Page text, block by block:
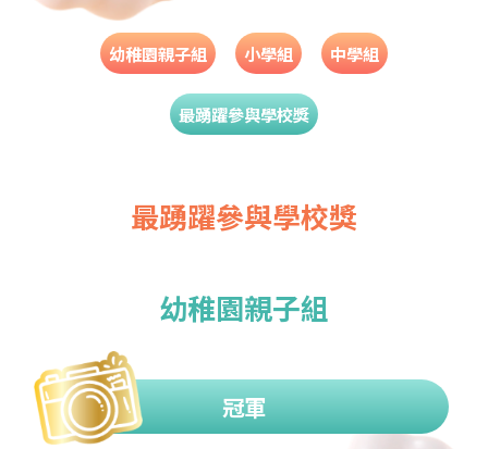
幼稚園親子組 小學組 中學組
最踴躍參與學校獎
最踴躍參與學校獎
幼稚園親子組
冠軍